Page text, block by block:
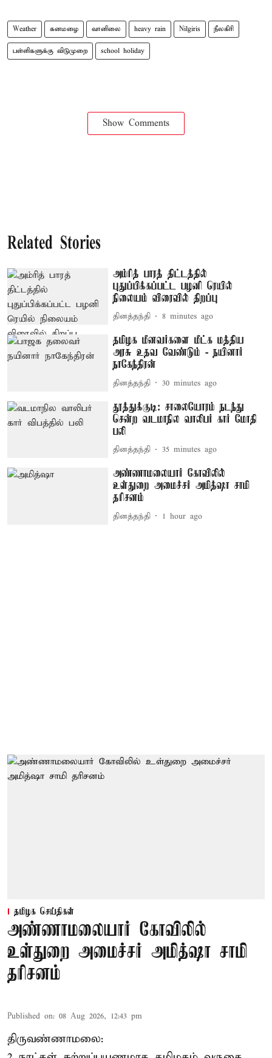
Weather கனமழை வானிலை heavy rain Nilgiris நீலகிரி
பள்ளிகளுக்கு விடுமுறை school holiday
Show Comments
Related Stories
அம்ரித் பாரத் திட்டத்தில்
புதுப்பிக்கப்பட்ட பழனி ரெயில்
நிலையம் விரைவில் திறப்பு
தினத்தந்தி 8 minutes ago
தமிழக மீனவர்களை மீட்க மத்திய
அரசு உதவ வேண்டும் - நயினார்
நாகேந்திரன்
தினத்தந்தி 30 minutes ago
தூத்துக்குடி: சாலையோரம் நடந்து
சென்ற வடமாநில வாலிபர் கார் மோதி
பலி
தினத்தந்தி 35 minutes ago
அண்ணாமலையார் கோவிலில்
உள்துறை அமைச்சர் அமித்ஷா சாமி
தரிசனம்
தினத்தந்தி 1 hour ago
தமிழக செய்திகள்
அண்ணாமலையார் கோவிலில்
உள்துறை அமைச்சர் அமித்ஷா சாமி
தரிசனம்
Published on: 08 Aug 2026, 12:43 pm
திருவண்ணாமலை: